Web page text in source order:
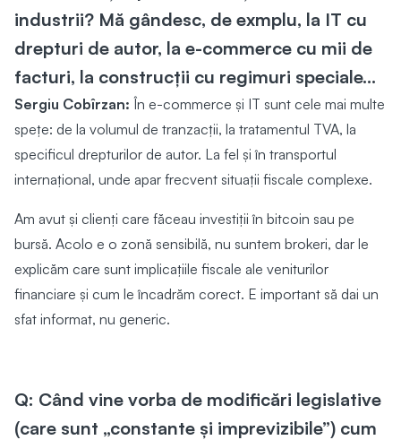
industrii? Mă gândesc, de exmplu, la IT cu
drepturi de autor, la e-commerce cu mii de
facturi, la construcții cu regimuri speciale...
Sergiu Cobîrzan: În e-commerce și IT sunt cele mai multe
spețe: de la volumul de tranzacții, la tratamentul TVA, la
specificul drepturilor de autor. La fel și în transportul
internațional, unde apar frecvent situații fiscale complexe.
Am avut și clienți care făceau investiții în bitcoin sau pe
bursă. Acolo e o zonă sensibilă, nu suntem brokeri, dar le
explicăm care sunt implicațiile fiscale ale veniturilor
financiare și cum le încadrăm corect. E important să dai un
sfat informat, nu generic.
Q: Când vine vorba de modificări legislative
(care sunt „constante și imprevizibile”) cum